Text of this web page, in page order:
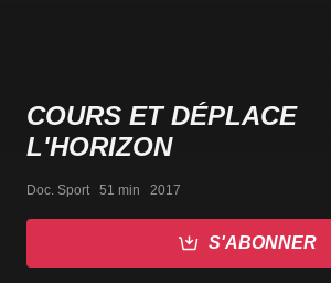
COURS ET DÉPLACE
L'HORIZON
Doc. Sport   51 min   2017
S'ABONNER